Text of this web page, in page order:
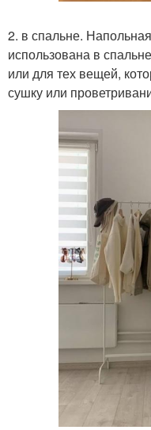
2. в спальне.
использована в
или для тех вещей,
сушку или